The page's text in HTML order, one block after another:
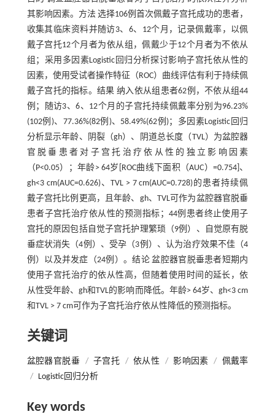
其影响因素。方法 选择106例首次佩戴子宫托成功的患者，
收集其临床资料并随访3、6、12个月，记录佩戴率，以佩
戴子宫托12个月者为依从组，佩戴少于12个月者为不依从
组；采用多因素Logistic回归分析探讨影响子宫托依从性的
因素，使用受试者操作特征（ROC）曲线评估有利于持续佩
戴子宫托的指标。结果 纳入依从组患者62例，不依从组44
例；随访3、6、12个月的子宫托持续佩戴率分别为96.23%
(102例)、77.36%(82例)、58.49%(62例)；多因素Logistic回归
分析显示年龄、阴裂（gh）、阴道总长度（TVL）为盆腔器
官脱垂患者对子宫托治疗依从性的独立影响因素
（P<0.05）；年龄> 64岁[ROC曲线下面积（AUC）=0.754]、
gh<3 cm(AUC=0.626)、TVL > 7 cm(AUC=0.728)的患者持续佩
戴子宫托比例更高，且年龄、gh、TVL可作为盆腔器官脱垂
患者子宫托治疗依从性的预测指标；44例患者终止使用子
宫托的原因包括自觉子宫托护理繁琐（9例）、自觉原有脱
垂症状消失（4例）、受孕（3例）、认为治疗效果不佳（4
例）以及并发症（24例）。结论 盆腔器官脱垂患者短期内
使用子宫托治疗的依从性高，但随着使用时间的延长，依
从性受年龄、gh和TVL的影响而降低。年龄> 64岁、gh<3 cm
和TVL > 7 cm可作为子宫托治疗依从性降低的预测指标。
关键词
盆腔器官脱垂 / 子宫托 / 依从性 / 影响因素 / 佩戴率
/
Logistic回归分析
Key words